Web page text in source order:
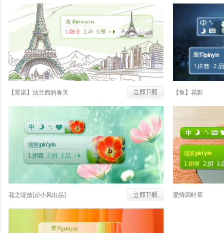
【景诺】法兰西的春天 【鱼】花影
花之绽放[@小风出品] 爱情四叶草